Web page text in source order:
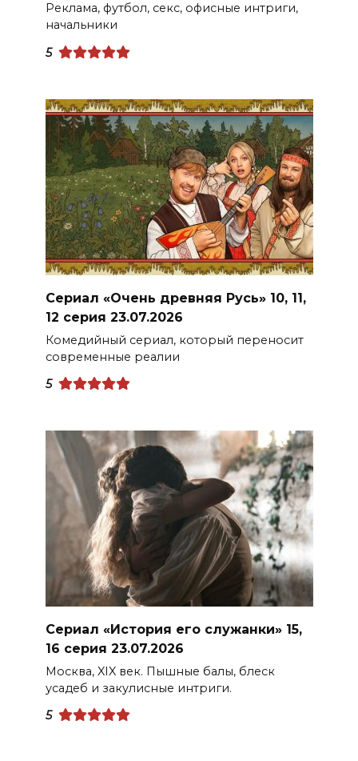
Реклама, футбол, секс, офисные интриги,
начальники
5
Сериал «Очень древняя Русь» 10, 11,
12 серия 23.07.2026
Комедийный сериал, который переносит
современные реалии
5
Сериал «История его служанки» 15,
16 серия 23.07.2026
Москва, XIX век. Пышные балы, блеск
усадеб и закулисные интриги.
5